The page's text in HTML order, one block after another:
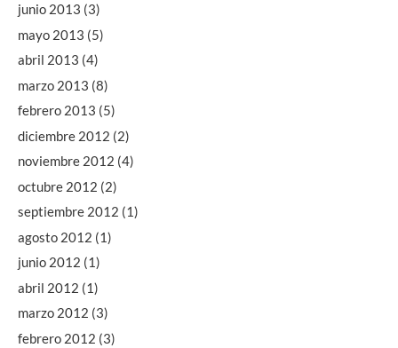
junio 2013 (3)
mayo 2013 (5)
abril 2013 (4)
marzo 2013 (8)
febrero 2013 (5)
diciembre 2012 (2)
noviembre 2012 (4)
octubre 2012 (2)
septiembre 2012 (1)
agosto 2012 (1)
junio 2012 (1)
abril 2012 (1)
marzo 2012 (3)
febrero 2012 (3)